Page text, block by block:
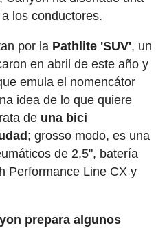
los conductores.
por la Pathlite 'SUV', un
en abril de este año y
emula el nomencátor
idea de lo que quiere
deuna bici
; grosso modo, es una
de 2,5", batería
Performance Line CX y
prepara algunos